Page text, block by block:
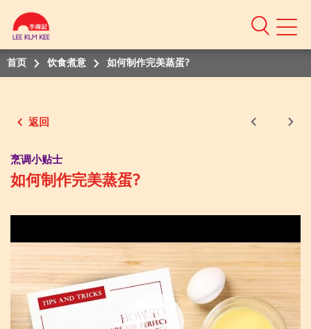
Mobile
首页 饮食煮意 如何制作完美蒸蛋?
返回
烹调小贴士
如何制作完美蒸蛋?